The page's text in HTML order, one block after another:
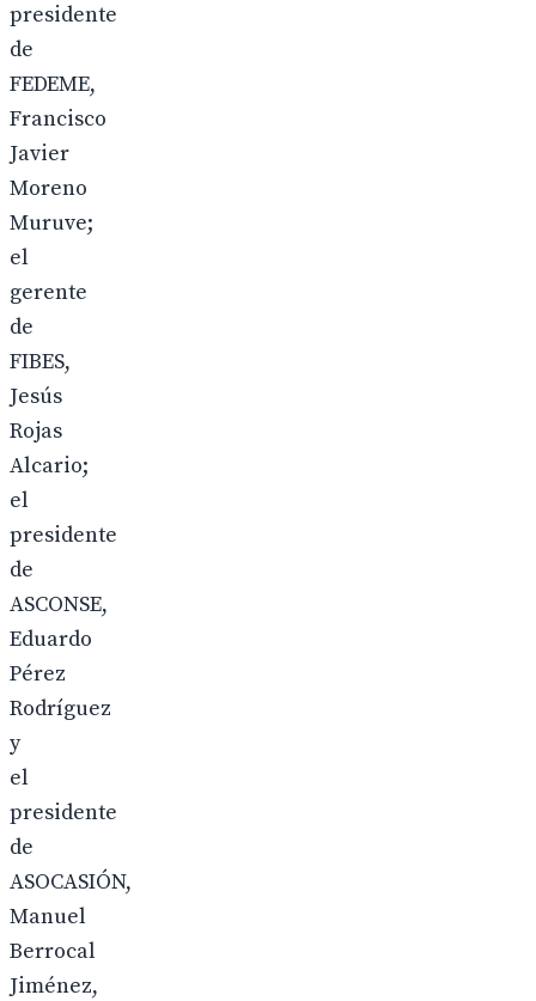
presidente
de
FEDEME,
Francisco
Javier
Moreno
Muruve;
el
gerente
de
FIBES,
Jesús
Rojas
Alcario;
el
presidente
de
ASCONSE,
Eduardo
Pérez
Rodríguez
y
el
presidente
de
ASOCASIÓN,
Manuel
Berrocal
Jiménez,